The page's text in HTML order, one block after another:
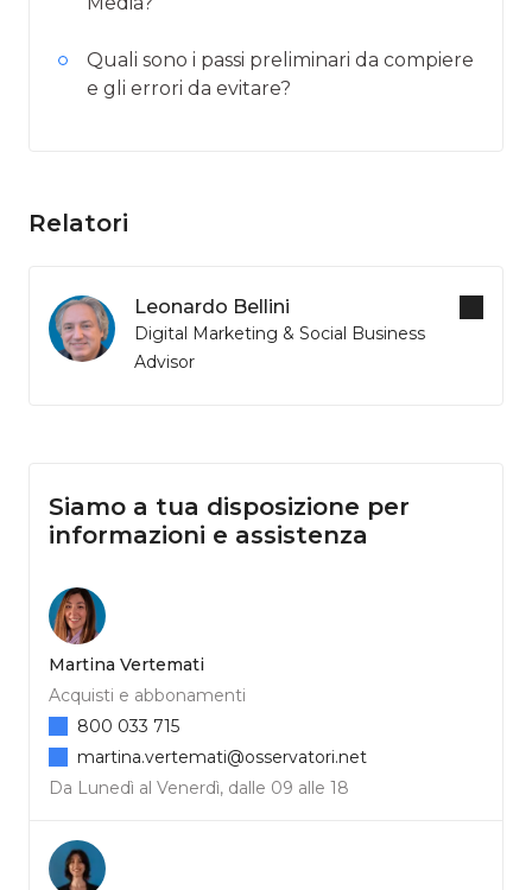
Quali sono i passi preliminari da compiere
e gli errori da evitare?
Relatori
Leonardo Bellini
Digital Marketing & Social Business
Advisor
Siamo a tua disposizione per
informazioni e assistenza
Martina Vertemati
Acquisti e abbonamenti
Da Lunedì al Venerdì, dalle 09 alle 18
800 033 715
martina.vertemati@osservatori.net